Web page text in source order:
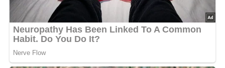
Deine Rezept-Bewertung!?